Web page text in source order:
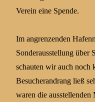
Verein eine Spende.
Im angrenzenden
Sonderausstellung über
schauten wir auch noch
Besucherandrang ließ
waren die